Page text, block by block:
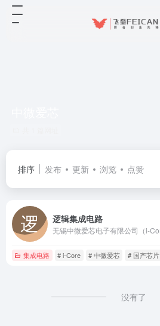
排序 发布 更新 浏览 点赞
逻辑集成电路
集成电路 # i-Core # 中微爱芯 # 国产芯片
没有了